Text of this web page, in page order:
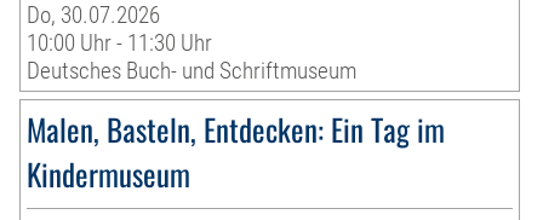
Do, 30.07.2026
10:00 Uhr - 11:30 Uhr
Deutsches Buch- und Schriftmuseum
Malen, Basteln, Entdecken: Ein Tag im
Kindermuseum